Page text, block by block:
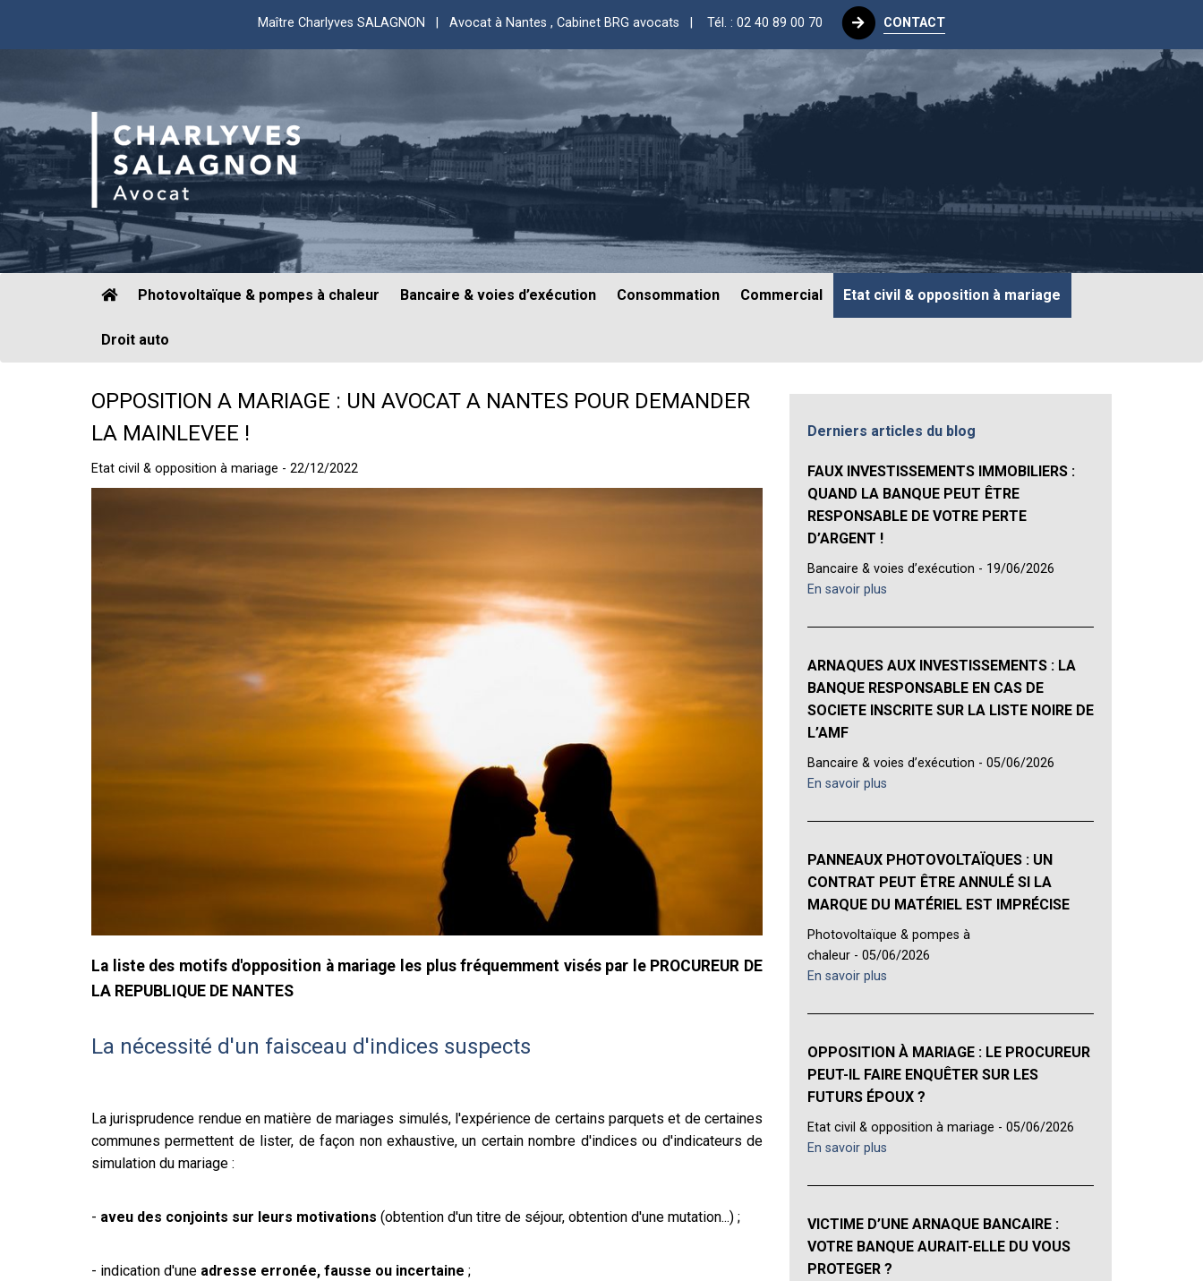
Maître Charlyves SALAGNON | Avocat à Nantes , Cabinet BRG avocats | Tél. : 02 40 89 00 70 CONTACT
Photovoltaïque & pompes à chaleur Bancaire & voies d’exécution Consommation Commercial Etat civil & opposition à mariage
Droit auto
OPPOSITION A MARIAGE : UN AVOCAT A NANTES POUR DEMANDER
LA MAINLEVEE !
Etat civil & opposition à mariage - 22/12/2022
La liste des motifs d'opposition à mariage les plus fréquemment visés par le PROCUREUR DE
LA REPUBLIQUE DE NANTES
La nécessité d'un faisceau d'indices suspects
La jurisprudence rendue en matière de mariages simulés, l'expérience de certains parquets et de certaines
communes permettent de lister, de façon non exhaustive, un certain nombre d'indices ou d'indicateurs de
simulation du mariage :
- aveu des conjoints sur leurs motivations (obtention d'un titre de séjour, obtention d'une mutation...) ;
- indication d'une adresse erronée, fausse ou incertaine ;
Derniers articles du blog
FAUX INVESTISSEMENTS IMMOBILIERS :
QUAND LA BANQUE PEUT ÊTRE
RESPONSABLE DE VOTRE PERTE
D’ARGENT !
Bancaire & voies d’exécution - 19/06/2026
En savoir plus
ARNAQUES AUX INVESTISSEMENTS : LA
BANQUE RESPONSABLE EN CAS DE
SOCIETE INSCRITE SUR LA LISTE NOIRE DE
L’AMF
Bancaire & voies d’exécution - 05/06/2026
En savoir plus
PANNEAUX PHOTOVOLTAÏQUES : UN
CONTRAT PEUT ÊTRE ANNULÉ SI LA
MARQUE DU MATÉRIEL EST IMPRÉCISE
Photovoltaïque & pompes à
chaleur - 05/06/2026
En savoir plus
OPPOSITION À MARIAGE : LE PROCUREUR
PEUT-IL FAIRE ENQUÊTER SUR LES
FUTURS ÉPOUX ?
Etat civil & opposition à mariage - 05/06/2026
En savoir plus
VICTIME D’UNE ARNAQUE BANCAIRE :
VOTRE BANQUE AURAIT-ELLE DU VOUS
PROTEGER ?